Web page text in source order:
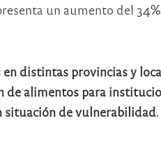
un aumento del
distintas provincias y
alimentos para
situación de vulnerabilidad.